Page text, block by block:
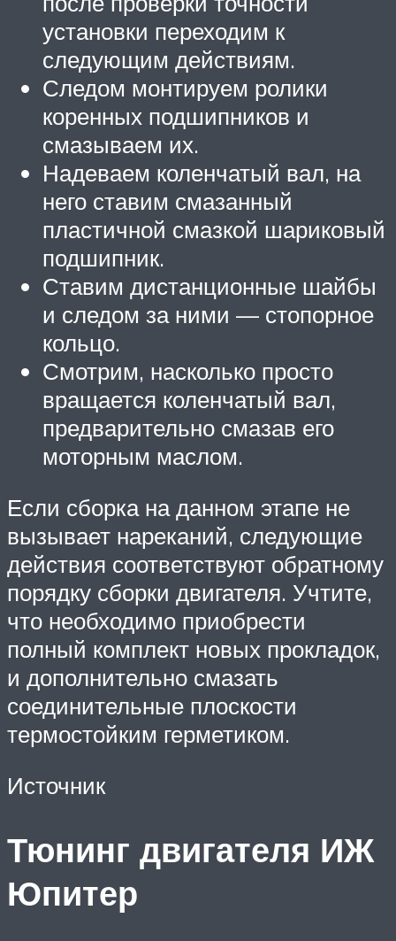
установки переходим к
следующим действиям.
Следом монтируем ролики
коренных подшипников и
смазываем их.
Надеваем коленчатый вал, на
него ставим смазанный
пластичной смазкой шариковый
подшипник.
Ставим дистанционные шайбы
и следом за ними — стопорное
кольцо.
Смотрим, насколько просто
вращается коленчатый вал,
предварительно смазав его
моторным маслом.
Если сборка на данном этапе не
вызывает нареканий, следующие
действия соответствуют обратному
порядку сборки двигателя. Учтите,
что необходимо приобрести
полный комплект новых прокладок,
и дополнительно смазать
соединительные плоскости
термостойким герметиком.
Источник
Тюнинг двигателя ИЖ
Юпитер